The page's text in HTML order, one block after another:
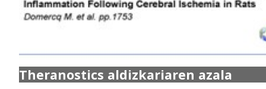
Theranostics aldizkariaren azala